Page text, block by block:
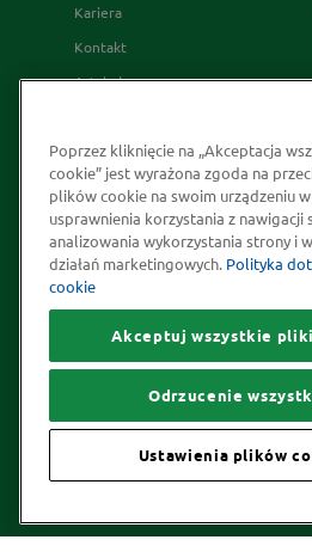
Kariera
Kontakt
Artykuły
Skąd bierzemy nasze przyprawy
Strategia Podatkowa
Społeczna odpowiedzialność
Kakao odpowiedzialnie
pozyskiwane
Prawa autorskie © 2026
Informacje na temat ochrony
Poprzez kliknięcie na „Akceptacja
cookie” jest wyrażona zgoda na
plików cookie na swoim urządzeniu
usprawnienia korzystania z nawigacji
analizowania wykorzystania strony i
działań marketingowych. Polityka
cookie
Akceptuj wszystkie
Odrzucenie
Ustawienia plików